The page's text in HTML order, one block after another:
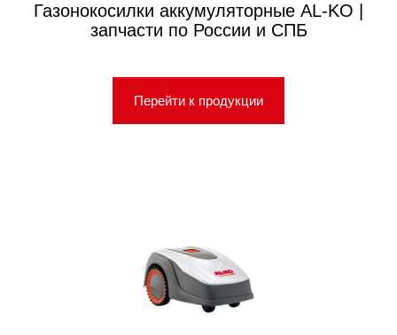
Газонокосилки аккумуляторные AL-KO |
запчасти по России и СПБ
Перейти к продукции